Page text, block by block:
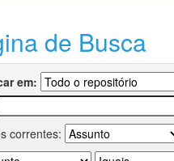
de Busca
em:
correntes: